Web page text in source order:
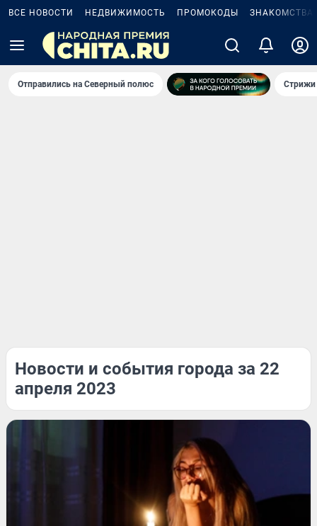
ВСЕ НОВОСТИ НЕДВИЖИМОСТЬ ПРОМОКОДЫ ЗНАКОМСТВА
Отправились на Северный полюс Стрижи
Новости и события города за 22
апреля 2023